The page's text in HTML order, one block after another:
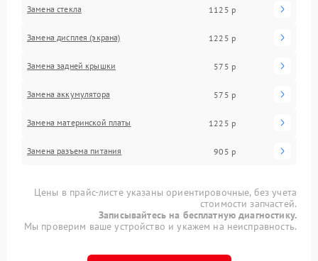
Замена стекла 1125 р
Замена дисплея (экрана) 1225 р
Замена задней крышки 575 р
Замена аккумулятора 575 р
Замена материнской платы 1225 р
Замена разъема питания 905 р
Цены в прайс-листе указаны ориентировочные, без учета
стоимости запчастей.
Записывайтесь на бесплатную диагностику.
Мы проверим ваше устройство и укажем на неисправность.